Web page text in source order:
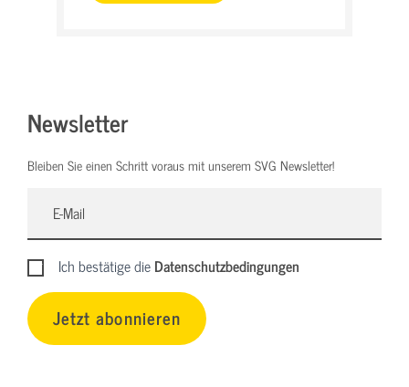
Newsletter
Bleiben Sie einen Schritt voraus mit unserem SVG Newsletter!
Ich bestätige dieDatenschutzbedingungen
Jetzt abonnieren